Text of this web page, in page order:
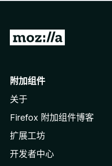
无
转
o
i
l
a
主
附加组件
关于
Firefox 附加组件博客
扩展工坊
开发者中心